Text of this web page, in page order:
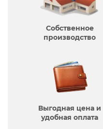
Собственное
производcтво
Выгодная цена и
удобная оплата